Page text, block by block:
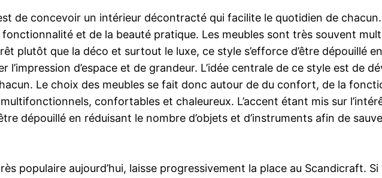
de concevoir un intérieur décontracté qui facilite le quotidien de
et de la beauté pratique. Les meubles sont très souvent
plutôt que la déco et surtout le luxe, ce style s’efforce d’être dépouillé
l’impression d’espace et de grandeur. L’idée centrale de ce style est de
Le choix des meubles se fait donc autour de du confort, de la
confortables et chaleureux. L’accent étant mis sur
dépouillé en réduisant le nombre d’objets et d’instruments afin de
populaire aujourd’hui, laisse progressivement la place au Scandicraft.